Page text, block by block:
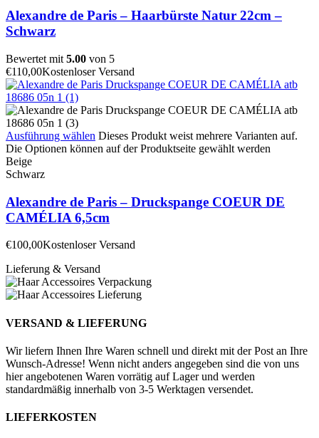
Alexandre de Paris – Haarbürste Natur 22cm –
Schwarz
Bewertet mit 5.00 von 5
€110,00Kostenloser Versand
Ausführung wählen Dieses Produkt weist mehrere Varianten auf.
Die Optionen können auf der Produktseite gewählt werden
Beige
Schwarz
Alexandre de Paris – Druckspange COEUR DE
CAMÉLIA 6,5cm
€100,00Kostenloser Versand
Lieferung & Versand
VERSAND & LIEFERUNG
Wir liefern Ihnen Ihre Waren schnell und direkt mit der Post an Ihre
Wunsch-Adresse! Wenn nicht anders angegeben sind die von uns
hier angebotenen Waren vorrätig auf Lager und werden
standardmäßig innerhalb von 3-5 Werktagen versendet.
LIEFERKOSTEN